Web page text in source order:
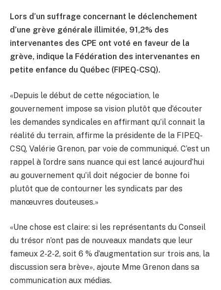
Lors d’un suffrage concernant le déclenchement
d’une grève générale illimitée, 91,2% des
intervenantes des CPE ont voté en faveur de la
grève, indique la Fédération des intervenantes en
petite enfance du Québec (FIPEQ-CSQ).
«Depuis le début de cette négociation, le
gouvernement impose sa vision plutôt que d’écouter
les demandes syndicales en affirmant qu’il connait la
réalité du terrain, affirme la présidente de la FIPEQ-
CSQ, Valérie Grenon, par voie de communiqué. C’est un
rappel à l’ordre sans nuance qui est lancé aujourd’hui
au gouvernement qu’il doit négocier de bonne foi
plutôt que de contourner les syndicats par des
manœuvres douteuses.»
«Une chose est claire: si les représentants du Conseil
du trésor n’ont pas de nouveaux mandats que leur
fameux 2-2-2, soit 6 % d’augmentation sur trois ans, la
discussion sera brève», ajoute Mme Grenon dans sa
communication aux médias.